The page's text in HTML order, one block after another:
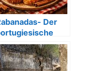
Der
Ritter